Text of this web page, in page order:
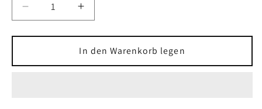
Verringere
die
Menge
1x
Erhöhe
die
Menge
für
1x
In den Warenkorb legen